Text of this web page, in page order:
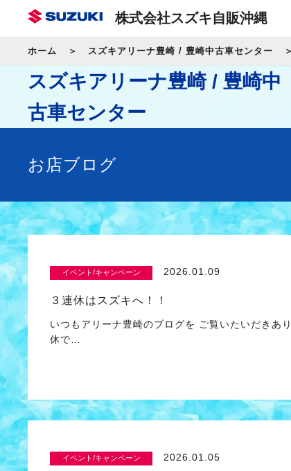
株式会社スズキ自販沖縄
ホーム スズキアリーナ豊崎 / 豊崎中古車センター
スズキアリーナ豊崎 / 豊崎中
古車センター
お店ブログ
イベント/キャンペーン 2026.01.09
３連休はスズキへ！！
いつもアリーナ豊崎のブログを ご覧いたいだきあ
休で…
イベント/キャンペーン 2026.01.05